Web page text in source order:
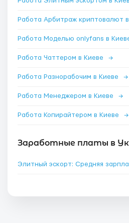
Работа Арбитраж криптовалют
Работа Моделью onlyfans в
Работа Чаттером в Киеве →
Работа Разнорабочим в Киеве →
Работа Менеджером в Киеве →
Работа Копирайтером в Киеве →
Заработные платы в
Элитный эскорт: Средняя